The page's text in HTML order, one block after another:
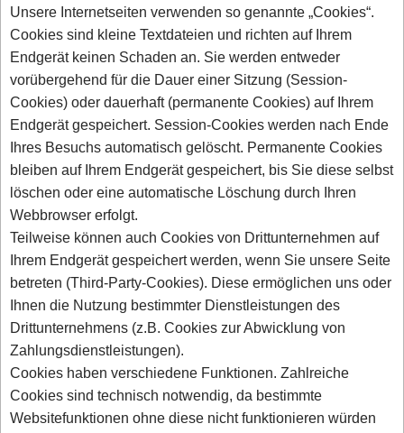
Unsere Internetseiten verwenden so genannte „Cookies“.
Cookies sind kleine Textdateien und richten auf Ihrem
Endgerät keinen Schaden an. Sie werden entweder
vorübergehend für die Dauer einer Sitzung (Session-
Cookies) oder dauerhaft (permanente Cookies) auf Ihrem
Endgerät gespeichert. Session-Cookies werden nach Ende
Ihres Besuchs automatisch gelöscht. Permanente Cookies
bleiben auf Ihrem Endgerät gespeichert, bis Sie diese selbst
löschen oder eine automatische Löschung durch Ihren
Webbrowser erfolgt.
Teilweise können auch Cookies von Drittunternehmen auf
Ihrem Endgerät gespeichert werden, wenn Sie unsere Seite
betreten (Third-Party-Cookies). Diese ermöglichen uns oder
Ihnen die Nutzung bestimmter Dienstleistungen des
Drittunternehmens (z.B. Cookies zur Abwicklung von
Zahlungsdienstleistungen).
Cookies haben verschiedene Funktionen. Zahlreiche
Cookies sind technisch notwendig, da bestimmte
Websitefunktionen ohne diese nicht funktionieren würden